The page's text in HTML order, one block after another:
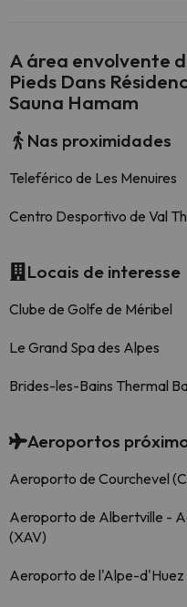
A área envolvente
Pieds Dans
Sauna Hamam
Nas proximidades
Teleférico de Les Menuires
Centro Desportivo de Val
Locais de interesse
Clube de Golfe de Méribel
Le Grand Spa des Alpes
Brides-les-Bains Thermal
Aeroportos
Aeroporto de Courchevel
Aeroporto de Albertville -
(XAV)
Aeroporto de l'Alpe-d'Huez